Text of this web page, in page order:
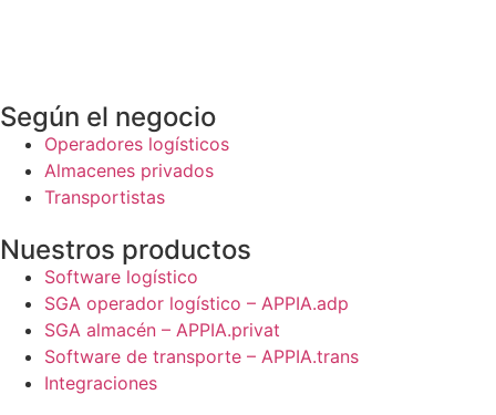
Según el negocio
Operadores logísticos
Almacenes privados
Transportistas
Nuestros productos
Software logístico
SGA operador logístico – APPIA.adp
SGA almacén – APPIA.privat
Software de transporte – APPIA.trans
Integraciones